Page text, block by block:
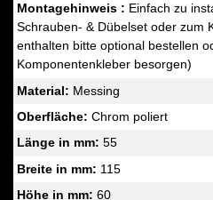
Montagehinweis : Einfach zu
Schrauben- & Dübelset oder zum
enthalten bitte optional bestellen
Komponentenkleber besorgen)
Material: Messing
Oberfläche: Chrom poliert
Länge in mm: 55
Breite in mm: 115
Höhe in mm: 60